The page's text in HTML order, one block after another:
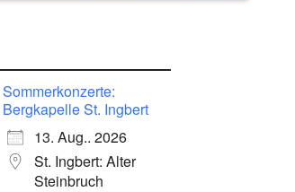
Sommerkonzerte:
Bergkapelle St. Ingbert
13. Aug.. 2026
St. Ingbert: Alter
Steinbruch